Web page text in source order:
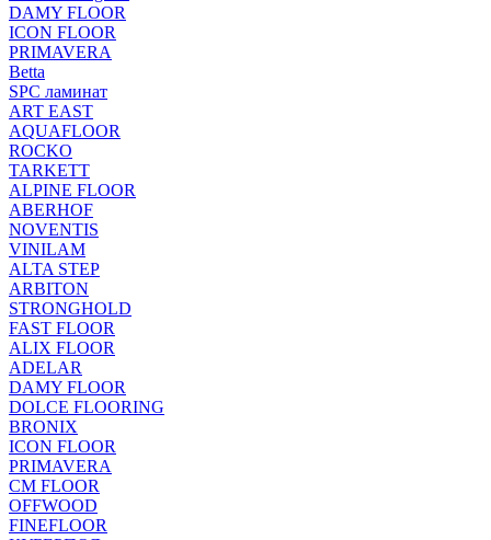
DAMY FLOOR
ICON FLOOR
PRIMAVERA
Betta
SPC ламинат
ART EAST
AQUAFLOOR
ROCKO
TARKETT
ALPINE FLOOR
ABERHOF
NOVENTIS
VINILAM
ALTA STEP
ARBITON
STRONGHOLD
FAST FLOOR
ALIX FLOOR
ADELAR
DAMY FLOOR
DOLCE FLOORING
BRONIX
ICON FLOOR
PRIMAVERA
CM FLOOR
OFFWOOD
FINEFLOOR